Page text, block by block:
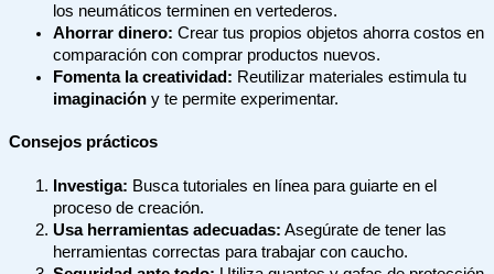
los neumáticos terminen en vertederos.
Ahorrar dinero: Crear tus propios objetos ahorra costos en
comparación con comprar productos nuevos.
Fomenta la creatividad: Reutilizar materiales estimula tu
imaginación y te permite experimentar.
Consejos prácticos
Investiga: Busca tutoriales en línea para guiarte en el
proceso de creación.
Usa herramientas adecuadas: Asegúrate de tener las
herramientas correctas para trabajar con caucho.